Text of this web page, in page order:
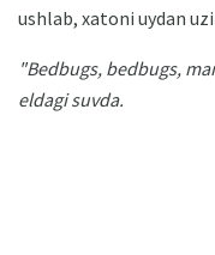
ushlab, xatoni uydan
"Bedbugs, bedbugs,
eldagi suvda.